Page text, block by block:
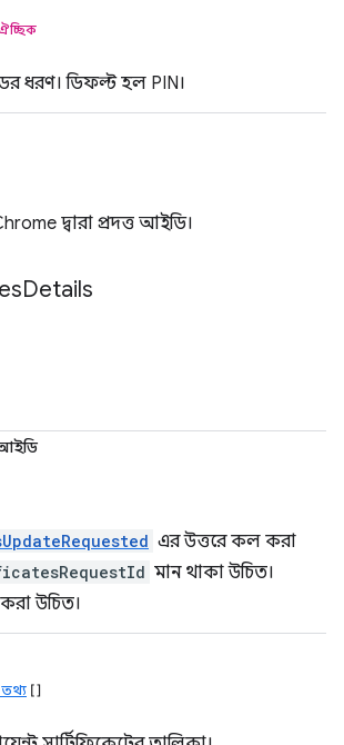
ধরণ। ডিফল্ট হল PIN।
দ্বারা প্রদত্ত আইডি।
Details
এর উত্তরে কল করা
মান থাকা উচিত।
উচিত।
তথ্য []